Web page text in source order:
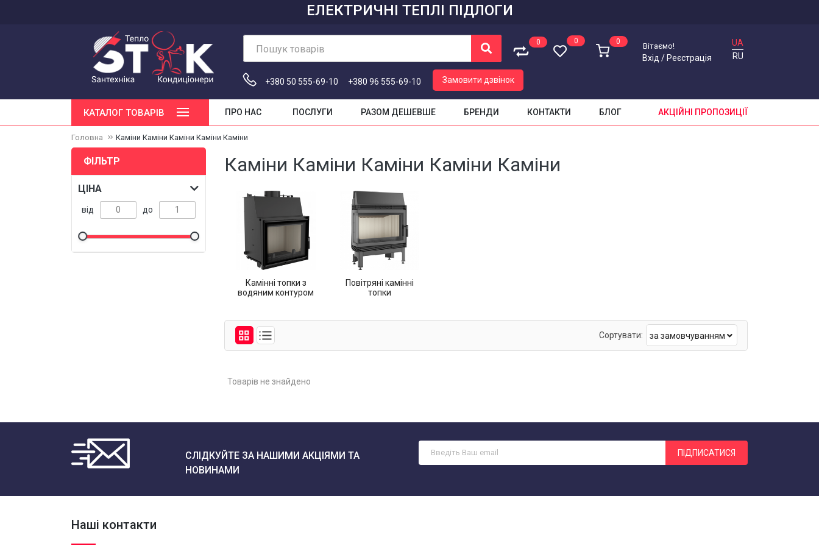
ЕЛЕКТРИЧНІ ТЕПЛІ ПІДЛОГИ
Пошук товарів
0 0 0
Кошик
Кошик порожній
Вітаємо!
Вхід / Реєстрація
UA
RU
+380 50 555-69-10 +380 96 555-69-10 Замовити дзвінок
КАТАЛОГ ТОВАРІВ ПРО НАС ПОСЛУГИ РАЗОМ ДЕШЕВШЕ БРЕНДИ КОНТАКТИ БЛОГ АКЦІЙНІ ПРОПОЗИЦІЇ
Головна Каміни Каміни Каміни Каміни Каміни
ФІЛЬТР
ЦІНА
від до
Каміни Каміни Каміни Каміни Каміни
Камінні топки з
водяним контуром
Повітряні камінні
топки
Сортувати: за замовчуванням
Товарів не знайдено
СЛІДКУЙТЕ ЗА НАШИМИ АКЦІЯМИ ТА
НОВИНАМИ
ПІДПИСАТИСЯ
Наші контакти